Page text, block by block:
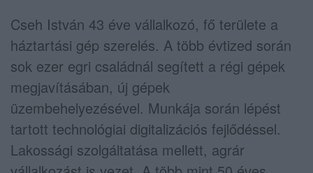
Cseh István 43 éve vállalkozó, fő területe a
háztartási gép szerelés. A több évtized során
sok ezer egri családnál segített a régi gépek
megjavításában, új gépek
üzembehelyezésével. Munkája során lépést
tartott technológiai digitalizációs fejlődéssel.
Lakossági szolgáltatása mellett, agrár